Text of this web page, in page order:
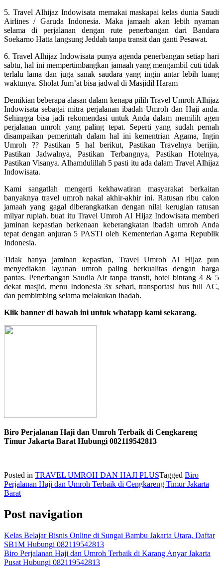
5. Travel Alhijaz Indowisata memakai maskapai kelas dunia Saudi
Airlines / Garuda Indonesia. Maka jamaah akan lebih nyaman
selama di perjalanan dengan rute penerbangan dari Bandara
Soekarno Hatta langsung Jeddah tanpa transit dan ganti Pesawat.
6. Travel Alhijaz Indowisata punya agenda penerbangan setiap hari
sabtu, hal ini mempertimbangkan jamaah yang mengambil cuti tidak
terlalu lama dan juga sanak saudara yang ingin antar lebih luang
waktunya. Sholat Jum’at bisa jadwal di Masjidil Haram
Demikian beberapa alasan dalam kenapa pilih Travel Umroh Alhijaz
Indowisata sebagai mitra perjalanan ibadah Umroh dan Haji anda.
Sehingga bisa jadi rekomendasi untuk Anda dalam memilih agen
perjalanan umroh yang paling tepat. Seperti yang sudah pernah
disampaikan pemerintah dalam hal ini kementrian Agama, Ingin
Umroh ?? Pastikan 5 hal berikut, Pastikan Travelnya berijin,
Pastikan Jadwalnya, Pastikan Terbangnya, Pastikan Hotelnya,
Pastikan Visanya. Alhamdulillah 5 pasti itu ada dalam Travel Alhijaz
Indowisata.
Kami sangatlah mengerti kekhawatiran masyarakat berkaitan
banyaknya travel umroh nakal akhir-akhir ini. Ratusan ribu calon
jamaah yang gagal diberangkatkan dengan nilai kerugian ratusan
milyar rupiah. buat itu Travel Umroh Al Hijaz Indowisata memberi
jaminan kepastian berkenaan keberangkatan ibadah umroh Anda
tepat dengan anjuran 5 PASTI oleh Kementerian Agama Republik
Indonesia.
Tidak hanya jaminan kepastian, Travel Umroh Al Hijaz pun
menyediakan layanan umroh paling berkualitas dengan harga
pantas. Penerbangan Saudia Air tanpa transit, hotel bintang 4 & 5
dekat masjid, menu Indonesia 3x sehari, transportasi bus full AC,
dan pembimbing selama melakukan ibadah.
Klik banner di bawah ini untuk whatapp kami sekarang.
Biro Perjalanan Haji dan Umroh Terbaik di Cengkareng
Timur Jakarta Barat Hubungi 082119542813
Posted in TRAVEL UMROH DAN HAJI PLUSTagged Biro
Perjalanan Haji dan Umroh Terbaik di Cengkareng Timur Jakarta
Barat
Post navigation
Kelas Belajar Bisnis Online di Sungai Bambu Jakarta Utara, Daftar
SB1M Hubungi 082119542813
Biro Perjalanan Haji dan Umroh Terbaik di Karang Anyar Jakarta
Pusat Hubungi 082119542813